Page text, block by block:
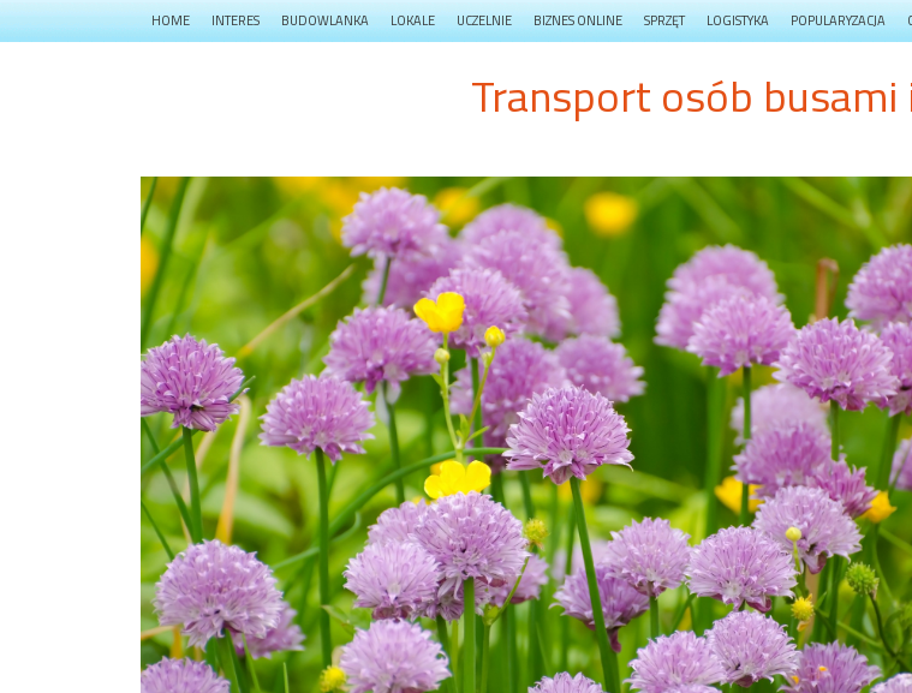
HOME INTERES BUDOWLANKA LOKALE UCZELNIE BIZNES ONLINE SPRZĘT LOGISTYKA POPULARYZACJA
Transport osób